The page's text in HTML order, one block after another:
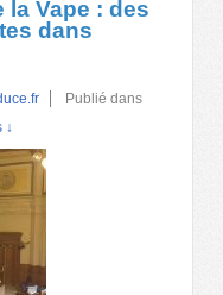
la Vape : des
dans
Publié dans
↓